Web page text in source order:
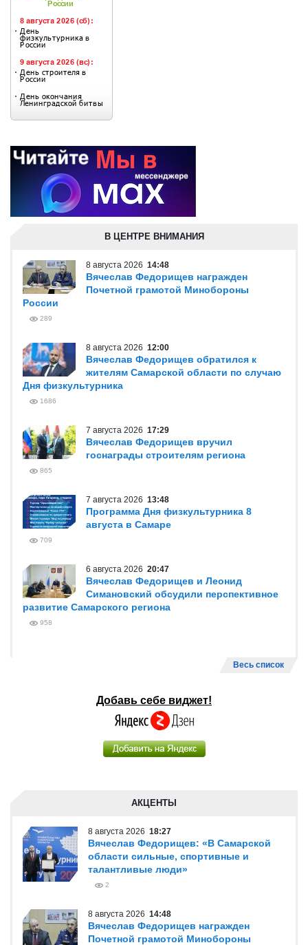
В ЦЕНТРЕ ВНИМАНИЯ
8 августа 2026 14:48
Вячеслав Федорищев награжден
Почетной грамотой Минобороны
России
289
8 августа 2026 12:00
Вячеслав Федорищев обратился к
жителям Самарской области по случаю
Дня физкультурника
1686
7 августа 2026 17:29
Вячеслав Федорищев вручил
госнаграды строителям региона
865
7 августа 2026 13:48
Программа Дня физкультурника 8
августа в Самаре
709
6 августа 2026 20:47
Вячеслав Федорищев и Леонид
Симановский обсудили перспективное
развитие Самарского региона
958
Весь список
Добавь себе виджет!
АКЦЕНТЫ
8 августа 2026 18:27
Вячеслав Федорищев: «В Самарской
области сильные, спортивные и
талантливые люди»
2
8 августа 2026 14:48
Вячеслав Федорищев награжден
Почетной грамотой Минобороны